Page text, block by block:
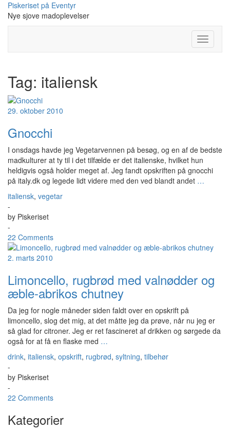
Skip
content
Piskeriset på Eventyr
Nye sjove madoplevelser
Toggle
Tag: italiensk
29. oktober 2010
Gnocchi
I onsdags havde jeg Vegetarvennen på besøg, og en af de bedste
madkulturer at ty til i det tilfælde er det italienske, hvilket hun
heldigvis også holder meget af. Jeg fandt opskriften på gnocchi
på italy.dk og legede lidt videre med den ved blandt andet …
italiensk, vegetar
-
by Piskeriset
-
22 Comments
2. marts 2010
Limoncello, rugbrød med valnødder og
æble-abrikos chutney
Da jeg for nogle måneder siden faldt over en opskrift på
limoncello, slog det mig, at det måtte jeg da prøve, når nu jeg er
så glad for citroner. Jeg er ret fascineret af drikken og sørgede da
også for at få en flaske med …
drink, italiensk, opskrift, rugbrød, syltning, tilbehør
-
by Piskeriset
-
22 Comments
Kategorier